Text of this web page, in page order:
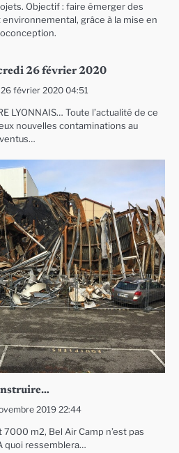
Objectif : faire émerger des
grâce à la mise en
26 février 2020
février 2020 04:51
LYONNAIS… Toute l’actualité de ce
nouvelles contaminations au
2019 22:44
m2, Bel Air Camp n’est pas
quoi ressemblera…